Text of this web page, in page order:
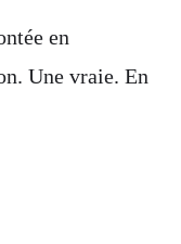
en
Une vraie. En